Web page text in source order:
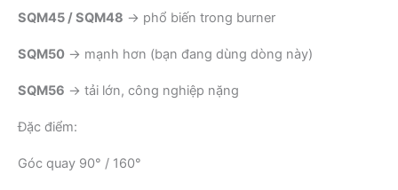
SQM45 / SQM48 → phổ biến trong burner
SQM50 → mạnh hơn (bạn đang dùng dòng này)
SQM56 → tải lớn, công nghiệp nặng
Đặc điểm:
Góc quay 90° / 160°